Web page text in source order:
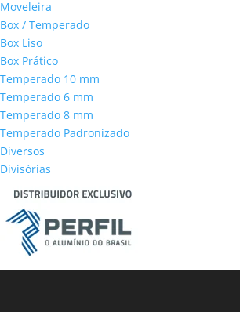
Moveleira
Box / Temperado
Box Liso
Box Prático
Temperado 10 mm
Temperado 6 mm
Temperado 8 mm
Temperado Padronizado
Diversos
Divisórias